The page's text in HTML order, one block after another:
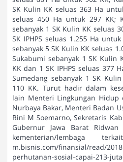
SK Kulin KK seluas 363 Ha
seluas 450 Ha untuk 297 KK;
sebanyak 1 SK Kulin KK seluas
SK IPHPS seluas 1.255 Ha
sebanyak 5 SK Kulin KK seluas
Sukabumi sebanyak 1 SK Kulin
KK dan 1 SK IPHPS seluas 377
Sumedang sebanyak 1 SK
110 KK. Turut hadir dalam
lain Menteri Lingkungan Hidup
Nurbaya Bakar, Menteri Badan
Rini M Soemarno, Sekretaris
Gubernur Jawa Barat
kementerian/lembaga
m.bisnis.com/finansial/read/
perhutanan-sosial-capai-213-